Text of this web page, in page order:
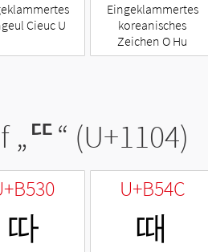
Cieuc U
Eingeklammertes
koreanisches
Zeichen O Hu
„ᄄ“ (U+1104)
따
U+B54C
때